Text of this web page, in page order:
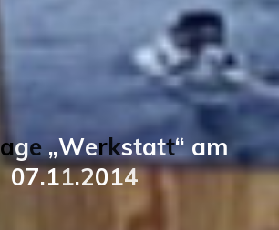
age „Werkstatt“ am
07.11.2014